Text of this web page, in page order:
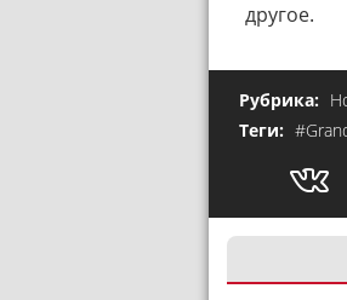
другое.
Рубрика:
Теги: